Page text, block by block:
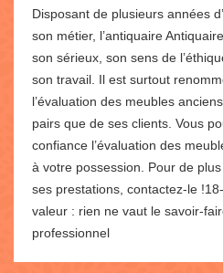
Disposant de plusieurs années
son métier, l’antiquaire
son sérieux, son sens de
son travail. Il est surtout
l’évaluation des meubles
pairs que de ses clients. Vous
confiance l’évaluation des
à votre possession. Pour de
ses prestations, contactez-le
valeur : rien ne vaut le savoir-
professionnel